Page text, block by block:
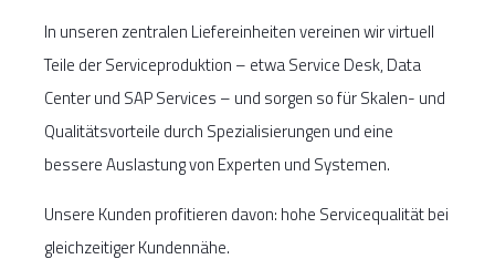
In unseren zentralen Liefereinheiten vereinen wir virtuell
Teile der Serviceproduktion – etwa Service Desk, Data
Center und SAP Services – und sorgen so für Skalen- und
Qualitätsvorteile durch Spezialisierungen und eine
bessere Auslastung von Experten und Systemen.
Unsere Kunden profitieren davon: hohe Servicequalität bei
gleichzeitiger Kundennähe.